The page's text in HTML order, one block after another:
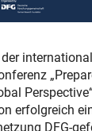
erfolgreich
DFG-